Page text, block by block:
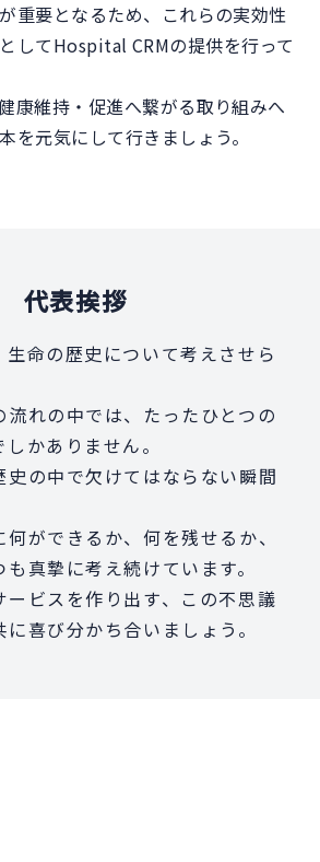
重要となるため、これらの実効性
してHospital CRMの提供を行って
康維持・促進へ繋がる取り組みへ
を元気にして行きましょう。
代表挨拶
生命の歴史について考えさせら
れの中では、たったひとつの
かありません。
史の中で欠けてはならない瞬間
ができるか、何を残せるか、
真摯に考え続けています。
ービスを作り出す、この不思議
喜び分かち合いましょう。